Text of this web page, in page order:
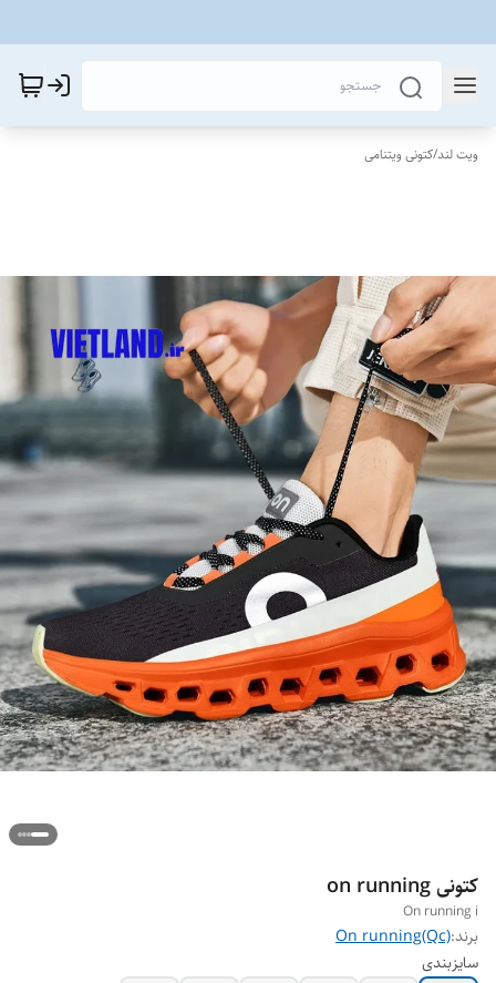
ویت لند/کتونی ویتنامی
کتونی on running
On running i
برند:On running(Qc)
سایزبندی